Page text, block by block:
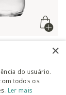
Bege
de
×
do usuário.
todos os
Ler mais